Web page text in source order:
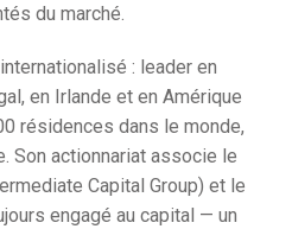
du marché.
: leader en
en Irlande et en Amérique
résidences dans le monde,
Son actionnariat associe le
Capital Group) et le
engagé au capital — un